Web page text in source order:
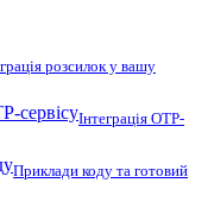
розсилок у вашу
сервісуІнтеграція OTP-
Приклади коду та готовий